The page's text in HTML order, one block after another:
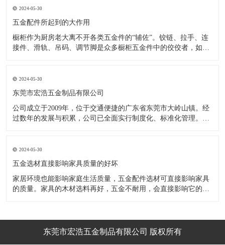
开料与落料：在图纸上标注尺寸后，根据图纸要求选择合适的板
材。然
2024-05-30
五金配件所起到的大作用
橱柜作为厨房老大离不开各类五金件的“辅佐”。铰链、拉手、连
接件、滑轨、吊码、调节脚是众多橱柜五金件中的佼佼者，如果
调节脚，橱柜就像得了“软骨症”，站都站不直……五花八门的橱
柜五金件好
2024-05-30
东莞市宏浩五金制品有限公司
公司成立于2009年，位于交通便捷的广东省东莞市大岭山镇。经
过数年的发展与积累，公司已全面实行制度化、标准化管理。从
的改造创新，设计制造了一系列更加新颖、美观、更具时代潮流
的新
2024-05-30
五金选材直接影响家具质量的好坏
家居环境也能影响家庭生活质量，五金配件选材可直接影响家具
的质量。家具的木材选料再好，五金不耐用，会直接影响它的使
金、铝合金等。不同五金的加工工艺不同：钳工、表面涂覆处
理、焊接、机械加东莞市宏浩五金制品有限公司 版权所有